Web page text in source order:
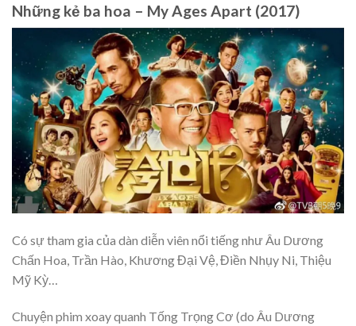
Những kẻ ba hoa – My Ages Apart (2017)
Có sự tham gia của dàn diễn viên nổi tiếng như Âu Dương
Chấn Hoa, Trần Hào, Khương Đại Vệ, Điền Nhụy Ni, Thiệu
Mỹ Kỳ…
Chuyện phim xoay quanh Tống Trọng Cơ (do Âu Dương